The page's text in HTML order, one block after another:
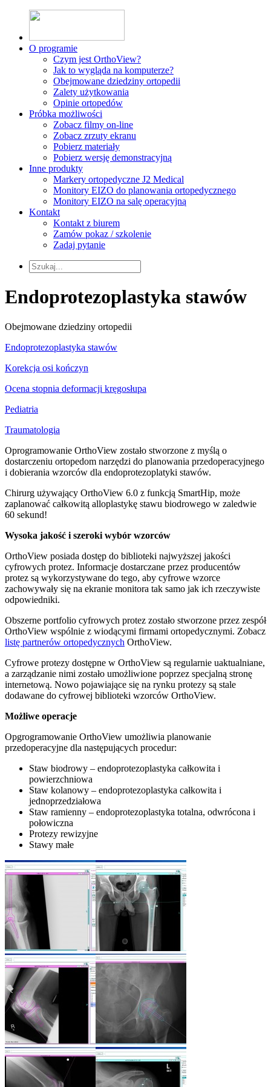
O programie
Czym jest OrthoView?
Jak to wygląda na komputerze?
Obejmowane dziedziny ortopedii
Zalety użytkowania
Opinie ortopedów
Próbka możliwości
Zobacz filmy on-line
Zobacz zrzuty ekranu
Pobierz materiały
Pobierz wersję demonstracyjną
Inne produkty
Markery ortopedyczne J2 Medical
Monitory EIZO do planowania ortopedycznego
Monitory EIZO na salę operacyjną
Kontakt
Kontakt z biurem
Zamów pokaz / szkolenie
Zadaj pytanie
Endoprotezoplastyka stawów
Obejmowane dziedziny ortopedii
Endoprotezoplastyka stawów
Korekcja osi kończyn
Ocena stopnia deformacji kręgosłupa
Pediatria
Traumatologia
Oprogramowanie OrthoView zostało stworzone z myślą o
dostarczeniu ortopedom narzędzi do planowania przedoperacyjnego
i dobierania wzorców dla endoprotezoplatyki stawów.
Chirurg używający OrthoView 6.0 z funkcją SmartHip, może
zaplanować całkowitą alloplastykę stawu biodrowego w zaledwie
60 sekund!
Wysoka jakość i szeroki wybór wzorców
OrthoView posiada dostęp do biblioteki najwyższej jakości
cyfrowych protez. Informacje dostarczane przez producentów
protez są wykorzystywane do tego, aby cyfrowe wzorce
zachowywały się na ekranie monitora tak samo jak ich rzeczywiste
odpowiedniki.
Obszerne portfolio cyfrowych protez zostało stworzone przez zespół
OrthoView wspólnie z wiodącymi firmami ortopedycznymi. Zobacz
listę partnerów ortopedycznych OrthoView.
Cyfrowe protezy dostępne w OrthoView są regularnie uaktualniane,
a zarządzanie nimi zostało umożliwione poprzez specjalną stronę
internetową. Nowo pojawiające się na rynku protezy są stale
dodawane do cyfrowej biblioteki wzorców OrthoView.
Możliwe operacje
Opgrogramowanie OrthoView umożliwia planowanie
przedoperacyjne dla następujących procedur:
Staw biodrowy – endoprotezoplastyka całkowita i
powierzchniowa
Staw kolanowy – endoprotezoplastyka całkowita i
jednoprzedziałowa
Staw ramienny – endoprotezoplastyka totalna, odwrócona i
połowiczna
Protezy rewizyjne
Stawy małe